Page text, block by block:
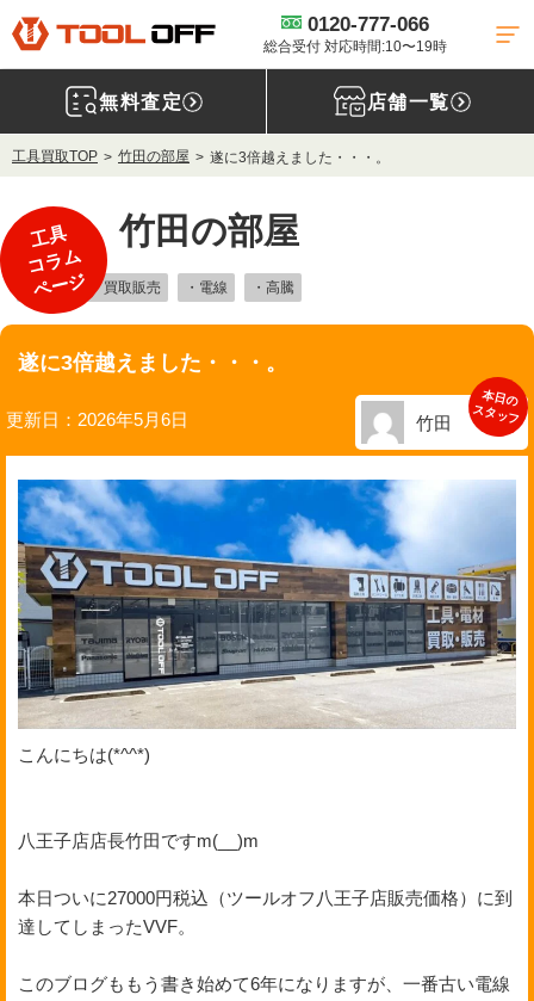
0120-777-066
総合受付 対応時間:10〜19時
無料査定 店舗一覧
工具買取TOP 竹田の部屋 遂に3倍越えました・・・。
工具
コラム
ページ
竹田の部屋
・VVF ・買取販売 ・電線 ・高騰
遂に3倍越えました・・・。
更新日：2026年5月6日
本日の
スタッフ
竹田
こんにちは(*^^*)
八王子店店長竹田ですm(__)m
本日ついに27000円税込（ツールオフ八王子店販売価格）に到
達してしまったVVF。
このブログももう書き始めて6年になりますが、一番古い電線